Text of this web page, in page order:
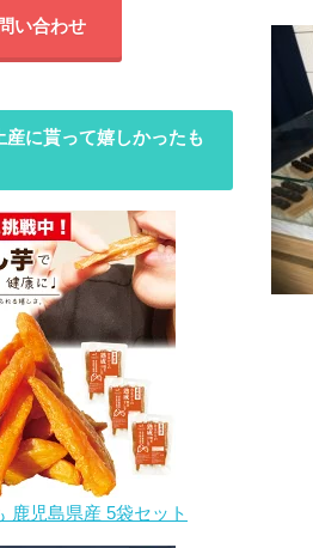
い合わせ
に貰って嬉しかったも
鹿児島県産 5袋セット